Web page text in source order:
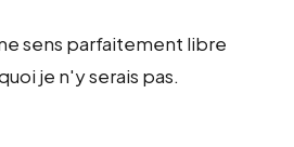
sens parfaitement libre
je n'y serais pas.